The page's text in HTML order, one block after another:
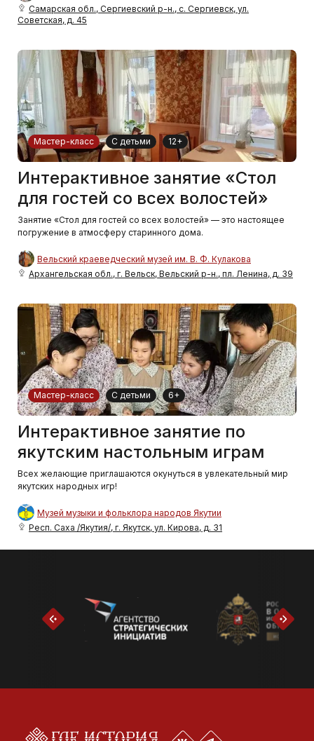
Самарская обл., Сергиевский р-н., с. Сергиевск, ул.
Советская, д. 45
Мастер-класс С детьми 12+
Интерактивное занятие «Стол
для гостей со всех волостей»
Занятие «Стол для гостей со всех волостей» — это настоящее
погружение в атмосферу старинного дома.
Вельский краеведческий музей им. В. Ф. Кулакова
Архангельская обл., г. Вельск, Вельский р-н., пл. Ленина, д. 39
Мастер-класс С детьми 6+
Интерактивное занятие по
якутским настольным играм
Всех желающие приглашаются окунуться в увлекательный мир
якутских народных игр!
Музей музыки и фольклора народов Якутии
Респ. Саха /Якутия/, г. Якутск, ул. Кирова, д. 31